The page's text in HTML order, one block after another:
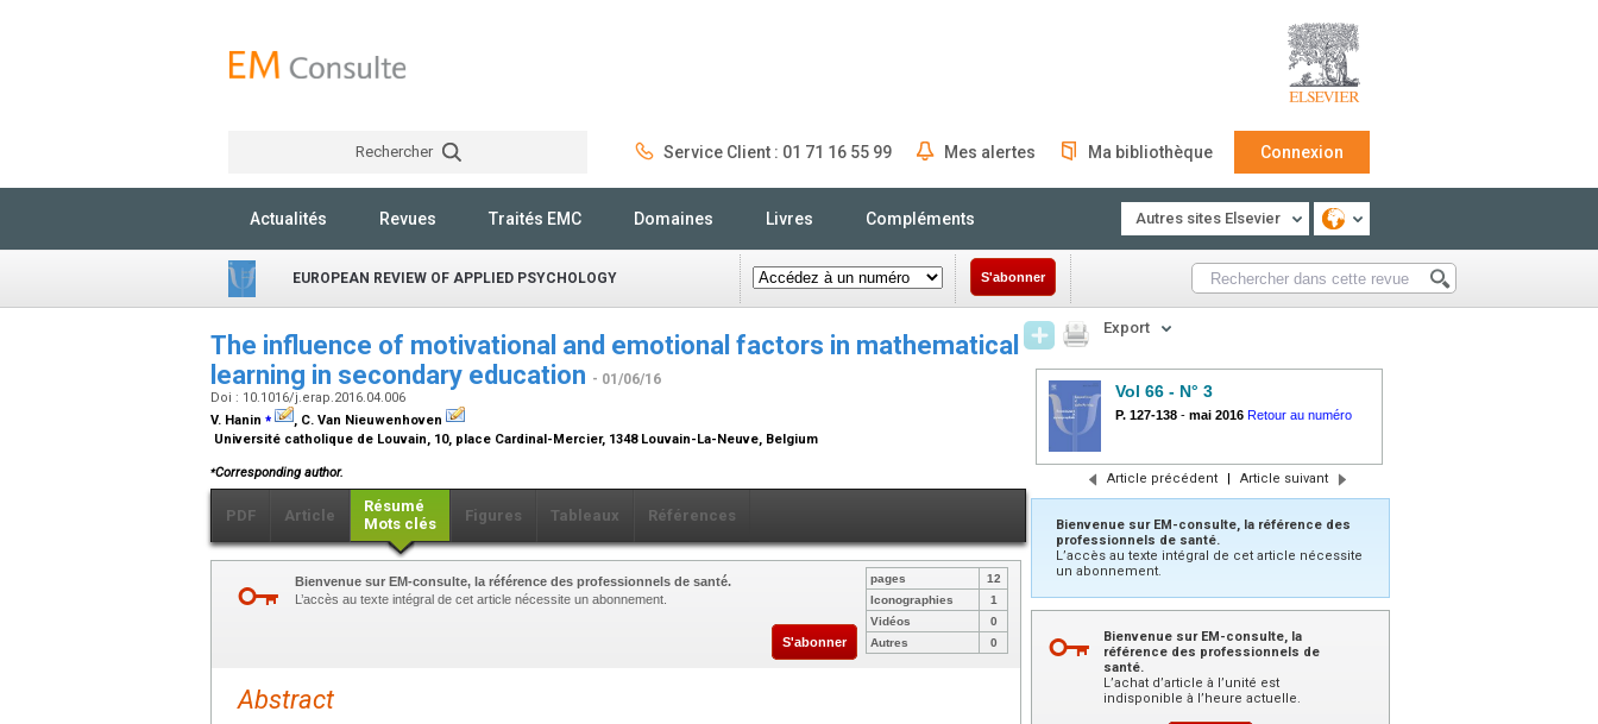
Rechercher Service Client : 01 71 16 55 99 Mes alertes Ma bibliothèque Connexion
Actualités Revues Traités EMC Domaines Livres Compléments Autres sites Elsevier
EUROPEAN REVIEW OF APPLIED PSYCHOLOGY S'abonner
The influence of motivational and emotional factors in mathematical
learning in secondary education - 01/06/16
Doi : 10.1016/j.erap.2016.04.006
V. Hanin ⁎
, C. Van Nieuwenhoven
Université catholique de Louvain, 10, place Cardinal-Mercier, 1348 Louvain-La-Neuve, Belgium
⁎Corresponding author.
PDF Article
Résumé
Mots clés
Figures Tableaux Références
Bienvenue sur EM-consulte, la référence des professionnels de santé.
L’accès au texte intégral de cet article nécessite un abonnement.
S'abonner
pages
12
Iconographies
1
Vidéos
0
Autres
0
Abstract
Export
Vol 66 - N° 3
P. 127-138 - mai 2016 Retour au numéro
Article précédent | Article suivant
Bienvenue sur EM-consulte, la référence des
professionnels de santé.
L’accès au texte intégral de cet article nécessite
un abonnement.
Bienvenue sur EM-consulte, la
référence des professionnels de
santé.
L’achat d’article à l’unité est
indisponible à l’heure actuelle.